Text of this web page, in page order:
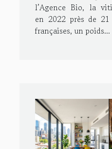
l’Agence Bio, la
en 2022 près de
françaises, un poids...